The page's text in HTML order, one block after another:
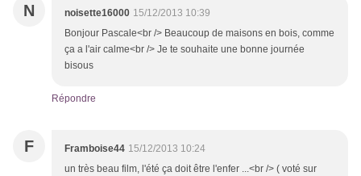
N noisette16000 15/12/2013 10:39
Bonjour Pascale<br /> Beaucoup de maisons en bois, comme
ça a l'air calme<br /> Je te souhaite une bonne journée
bisous
Répondre
F Framboise44 15/12/2013 10:24
un très beau film, l'été ça doit être l'enfer ...<br /> ( voté sur